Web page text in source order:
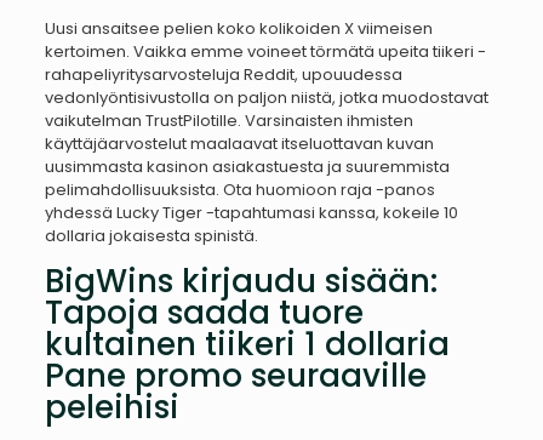
Uusi ansaitsee pelien koko kolikoiden X viimeisen
kertoimen. Vaikka emme voineet törmätä upeita tiikeri -
rahapeliyritysarvosteluja Reddit, upouudessa
vedonlyöntisivustolla on paljon niistä, jotka muodostavat
vaikutelman TrustPilotille. Varsinaisten ihmisten
käyttäjäarvostelut maalaavat itseluottavan kuvan
uusimmasta kasinon asiakastuesta ja suuremmista
pelimahdollisuuksista. Ota huomioon raja -panos
yhdessä Lucky Tiger -tapahtumasi kanssa, kokeile 10
dollaria jokaisesta spinistä.
BigWins kirjaudu sisään:
Tapoja saada tuore
kultainen tiikeri 1 dollaria
Pane promo seuraaville
peleihisi